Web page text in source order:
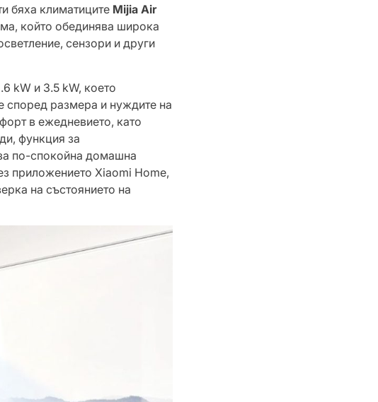
бяха климатиците Mijia Air
който обединява широка
сензори и други
kW и 3.5 kW, което
според размера и нуждите на
в ежедневието, като
функция за
по-спокойна домашна
приложението Xiaomi Home,
на състоянието на